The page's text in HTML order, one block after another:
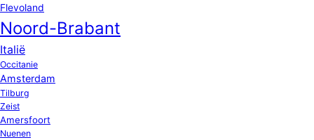
Flevoland
Noord-Brabant
Italië
Occitanie
Amsterdam
Tilburg
Zeist
Amersfoort
Nuenen